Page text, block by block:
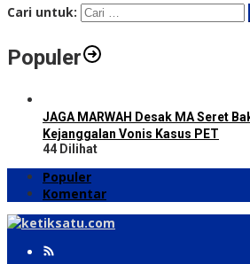
Cari untuk:
Populer
JAGA MARWAH Desak MA Seret
Kejanggalan Vonis Kasus PET
44 Dilihat
Populer
Komentar